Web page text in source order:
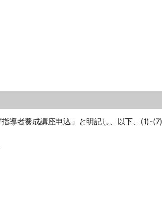
導者養成講座申込」と明記し、以下、(1)-